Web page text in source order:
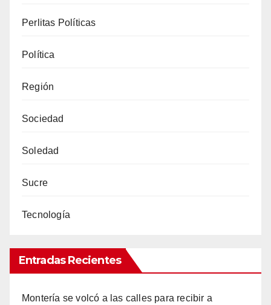
Perlitas Políticas
Política
Región
Sociedad
Soledad
Sucre
Tecnología
Entradas Recientes
Montería se volcó a las calles para recibir a